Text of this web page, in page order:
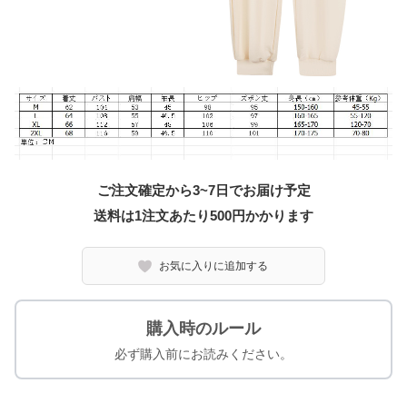
ご注文確定から3~7日でお届け予定
送料は1注文あたり500円かかります
お気に入りに追加する
購入時のルール
必ず購入前にお読みください。